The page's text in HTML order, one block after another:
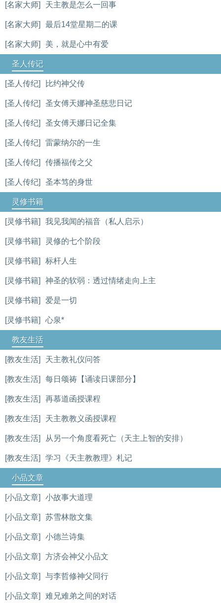
[名家大师] 天主教是怎么一回事
[名家大师] 最后14堂星期二的课
[名家大师] 美，就是心中有爱
圣人传记
[圣人传纪] 比约神父传
[圣人传纪] 圣女傅天娜神圣慈悲日记
[圣人传纪] 圣女傅天娜日记全集
[圣人传纪] 雷蒙纳尔的一生
[圣人传纪] 传播福传之父
[圣人传纪] 圣本笃的身世
灵修书籍
[灵修书籍] 我见我闻的福音（私人启示）
[灵修书籍] 灵修的七个阶段
[灵修书籍] 标杆人生
[灵修书籍] 神圣的软弱：透过情绪走向上主
[灵修书籍] 爱是一切
[灵修书籍] 心泉*
教友生活
[教友生活] 天主教礼仪问答
[教友生活] 每日颂祷【诵读日课部分】
[教友生活] 再慕道函授课程
[教友生活] 天主教教义函授课程
[教友生活] 从另一个角度看死亡（天主上智的安排）
[教友生活] 学习《天主教教理》札记
小品文章
[小品文章] 小故事大道理
[小品文章] 苏雪林散文集
[小品文章] 小德兰诗集
[小品文章] 方济会神父小品文
[小品文章] 与李哲修神父同行
[小品文章] 难兄难弟之间的对话